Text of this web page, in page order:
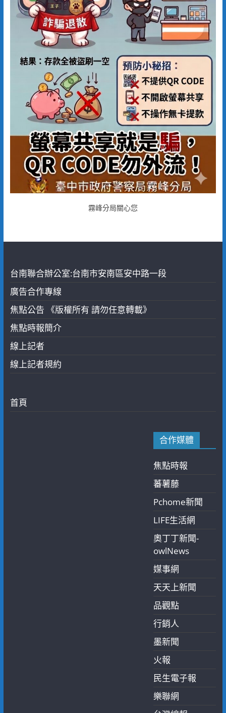
霧峰分局關心您
台南聯合辦公室:台南市安南區安中路一段
廣告合作專線
焦點公告 《版權所有 請勿任意轉載》
焦點時報簡介
線上記者
線上記者規約
首頁
合作媒體
焦點時報
蕃薯藤
Pchome新聞
LIFE生活網
奧丁丁新聞-
owlNews
媒事網
天天上新聞
品觀點
行銷人
墨新聞
火報
民生電子報
樂聯網